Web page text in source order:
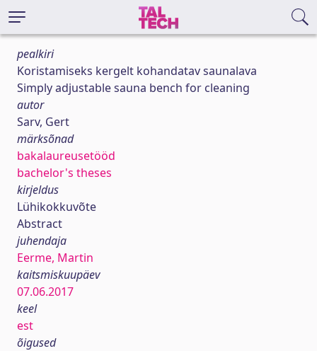
pealkiri
Koristamiseks kergelt kohandatav saunalava
Simply adjustable sauna bench for cleaning
autor
Sarv, Gert
märksõnad
bakalaureusetööd
bachelor's theses
kirjeldus
Lühikokkuvõte
Abstract
juhendaja
Eerme, Martin
kaitsmiskuupäev
07.06.2017
keel
est
õigused